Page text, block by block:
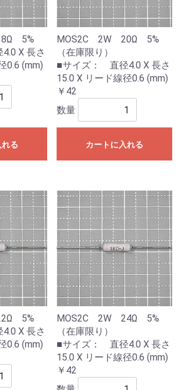
5%
X 長さ
0.6 (mm)
る
MOS2C 2W 20Ω 5%
（在庫限り）
■サイズ： 直径4.0 X 長さ
15.0 X リード線径0.6 (mm)
￥42
数量
カートに入れる
5%
X 長さ
0.6 (mm)
MOS2C 2W 24Ω 5%
（在庫限り）
■サイズ： 直径4.0 X 長さ
15.0 X リード線径0.6 (mm)
￥42